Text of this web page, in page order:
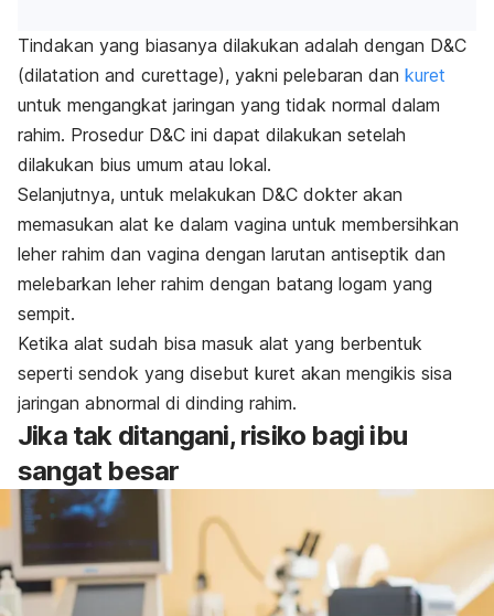
Tindakan yang biasanya dilakukan adalah dengan D&C
(dilatation and curettage), yakni pelebaran dan kuret
untuk mengangkat jaringan yang tidak normal dalam
rahim. Prosedur D&C ini dapat dilakukan setelah
dilakukan bius umum atau lokal.
Selanjutnya, untuk melakukan D&C dokter akan
memasukan alat ke dalam vagina untuk membersihkan
leher rahim dan vagina dengan larutan antiseptik dan
melebarkan leher rahim dengan batang logam yang
sempit.
Ketika alat sudah bisa masuk alat yang berbentuk
seperti sendok yang disebut kuret akan mengikis sisa
jaringan abnormal di dinding rahim.
Jika tak ditangani, risiko bagi ibu
sangat besar